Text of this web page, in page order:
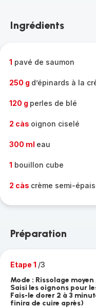
gamme
Ingrédients
1 pavé de saumon
250 g d’épinards à la
120 g perles de blé
2 càs oignon ciselé
300 ml eau
1 bouillon cube
2 càs crème semi-
Préparation
Etape 1 /3
Mode : Rissolage
Saisi les oignons pour
Fais-le dorer 2 à 3
finira de cuire après)